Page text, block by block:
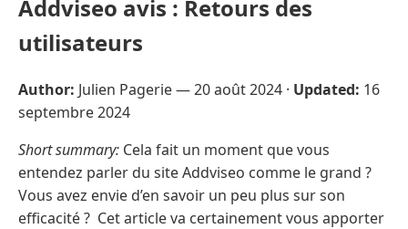
Addviseo avis : Retours des
utilisateurs
Author: Julien Pagerie —20 août 2024 · Updated: 16
septembre 2024
Short summary: Cela fait un moment que vous
entendez parler du site Addviseo comme le grand ?
Vous avez envie d’en savoir un peu plus sur son
efficacité ? Cet article va certainement vous apporter